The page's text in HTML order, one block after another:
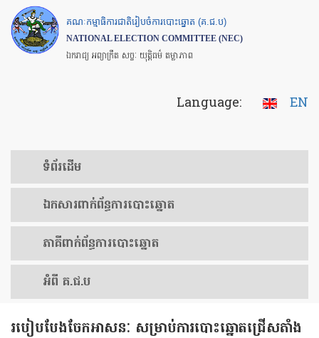
Skip
to
main
គណៈកម្មាធិការជាតិរៀបចំការបោះឆ្នោត (គ.ជ.ប)
NATIONAL ELECTION COMMITTEE (NEC)
ឯករាជ្យ អព្យាក្រឹត សច្ចៈ យុត្តិធម៌ តម្លាភាព
Language: EN
ទំព័រ​ដើម
ឯកសារ​ពាក់ព័ន្ធ​ការ​បោះឆ្នោត
​ភាគីពាក់ព័ន្ធ​​ការ​បោះឆ្នោត
អំពី គ.ជ.ប
របៀបបែងចែក​អាសនៈ សម្រាប់​ការបោះឆ្នោតជ្រើសតាំង​